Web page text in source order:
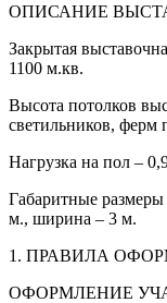
ОПИСАНИЕ
Закрытая
1100 м.кв.
Высота потолков
светильников, ферм
Нагрузка на пол –
Габаритные размеры
м., ширина – 3 м.
1. ПРАВИЛА
ОФОРМЛЕНИЕ